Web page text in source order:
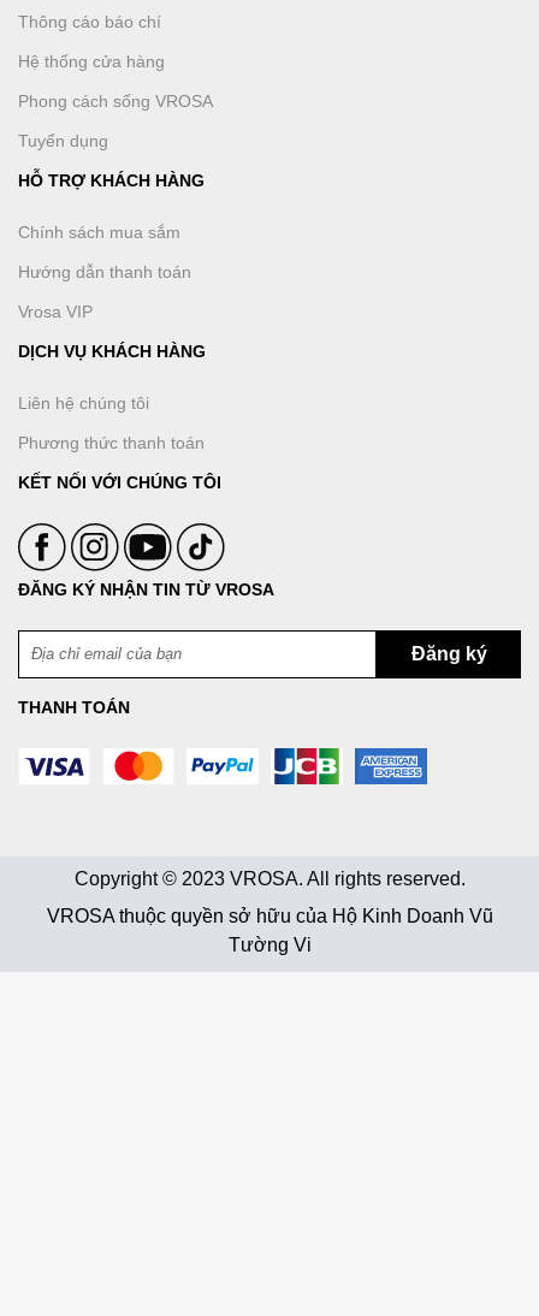
Thông cáo báo chí
Hệ thống cửa hàng
Phong cách sống VROSA
Tuyển dụng
HỖ TRỢ KHÁCH HÀNG
Chính sách mua sắm
Hướng dẫn thanh toán
Vrosa VIP
DỊCH VỤ KHÁCH HÀNG
Liên hệ chúng tôi
Phương thức thanh toán
KẾT NỐI VỚI CHÚNG TÔI
ĐĂNG KÝ NHẬN TIN TỪ VROSA
THANH TOÁN
Copyright © 2023 VROSA. All rights reserved.
VROSA thuộc quyền sở hữu của Hộ Kinh Doanh Vũ
Tường Vi